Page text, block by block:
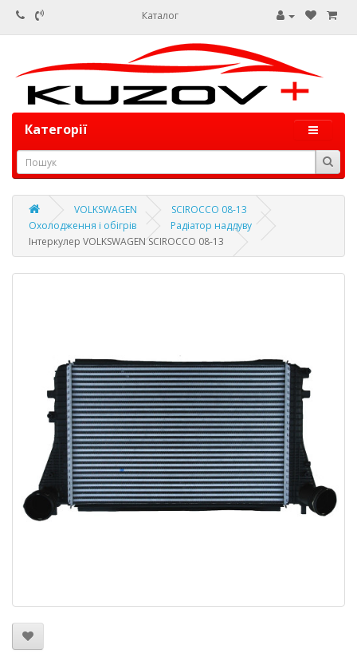
Каталог
Категорії
VOLKSWAGEN
SCIROCCO 08-13
Охолодження і обігрів
Радіатор наддуву
Інтеркулер VOLKSWAGEN SCIROCCO 08-13